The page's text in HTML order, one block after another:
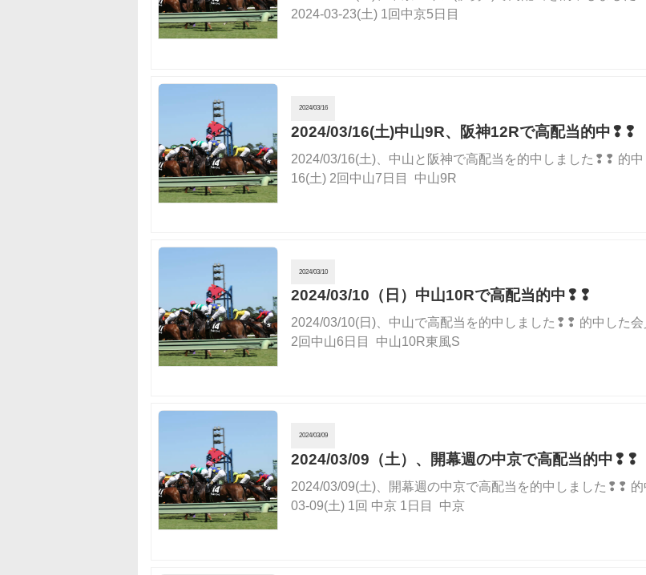
2024-03-23(土) 1回中京5日目
2024/03/16
2024/03/16(土)中山9R、阪神12Rで高配当的中❢❢
2024/03/16(土)、中山と阪神で高配当を的中しました❢❢ 的
16(土) 2回中山7日目 中山9R
2024/03/10
2024/03/10（日）中山10Rで高配当的中❢❢
2024/03/10(日)、中山で高配当を的中しました❢❢ 的中した
2回中山6日目 中山10R東風S
2024/03/09
2024/03/09（土）、開幕週の中京で高配当的中❢❢
2024/03/09(土)、開幕週の中京で高配当を的中しました❢❢
03-09(土) 1回 中京 1日目 中京